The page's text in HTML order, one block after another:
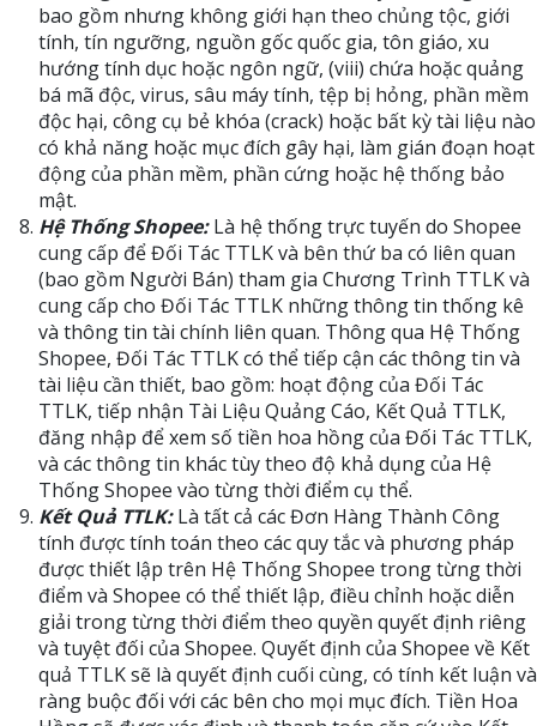
bao gồm nhưng không giới hạn theo chủng tộc, giới
tính, tín ngưỡng, nguồn gốc quốc gia, tôn giáo, xu
hướng tính dục hoặc ngôn ngữ, (viii) chứa hoặc quảng
bá mã độc, virus, sâu máy tính, tệp bị hỏng, phần mềm
độc hại, công cụ bẻ khóa (crack) hoặc bất kỳ tài liệu nào
có khả năng hoặc mục đích gây hại, làm gián đoạn hoạt
động của phần mềm, phần cứng hoặc hệ thống bảo
mật.
Hệ Thống Shopee:Là hệ thống trực tuyến do Shopee
cung cấp để Đối Tác TTLK và bên thứ ba có liên quan
(bao gồm Người Bán) tham gia Chương Trình TTLK và
cung cấp cho Đối Tác TTLK những thông tin thống kê
và thông tin tài chính liên quan. Thông qua Hệ Thống
Shopee, Đối Tác TTLK có thể tiếp cận các thông tin và
tài liệu cần thiết, bao gồm: hoạt động của Đối Tác
TTLK, tiếp nhận Tài Liệu Quảng Cáo, Kết Quả TTLK,
đăng nhập để xem số tiền hoa hồng của Đối Tác TTLK,
và các thông tin khác tùy theo độ khả dụng của Hệ
Thống Shopee vào từng thời điểm cụ thể.
Kết Quả TTLK:Là tất cả các Đơn Hàng Thành Công
tính được tính toán theo các quy tắc và phương pháp
được thiết lập trên Hệ Thống Shopee trong từng thời
điểm và Shopee có thể thiết lập, điều chỉnh hoặc diễn
giải trong từng thời điểm theo quyền quyết định riêng
và tuyệt đối của Shopee. Quyết định của Shopee về Kết
quả TTLK sẽ là quyết định cuối cùng, có tính kết luận và
ràng buộc đối với các bên cho mọi mục đích. Tiền Hoa